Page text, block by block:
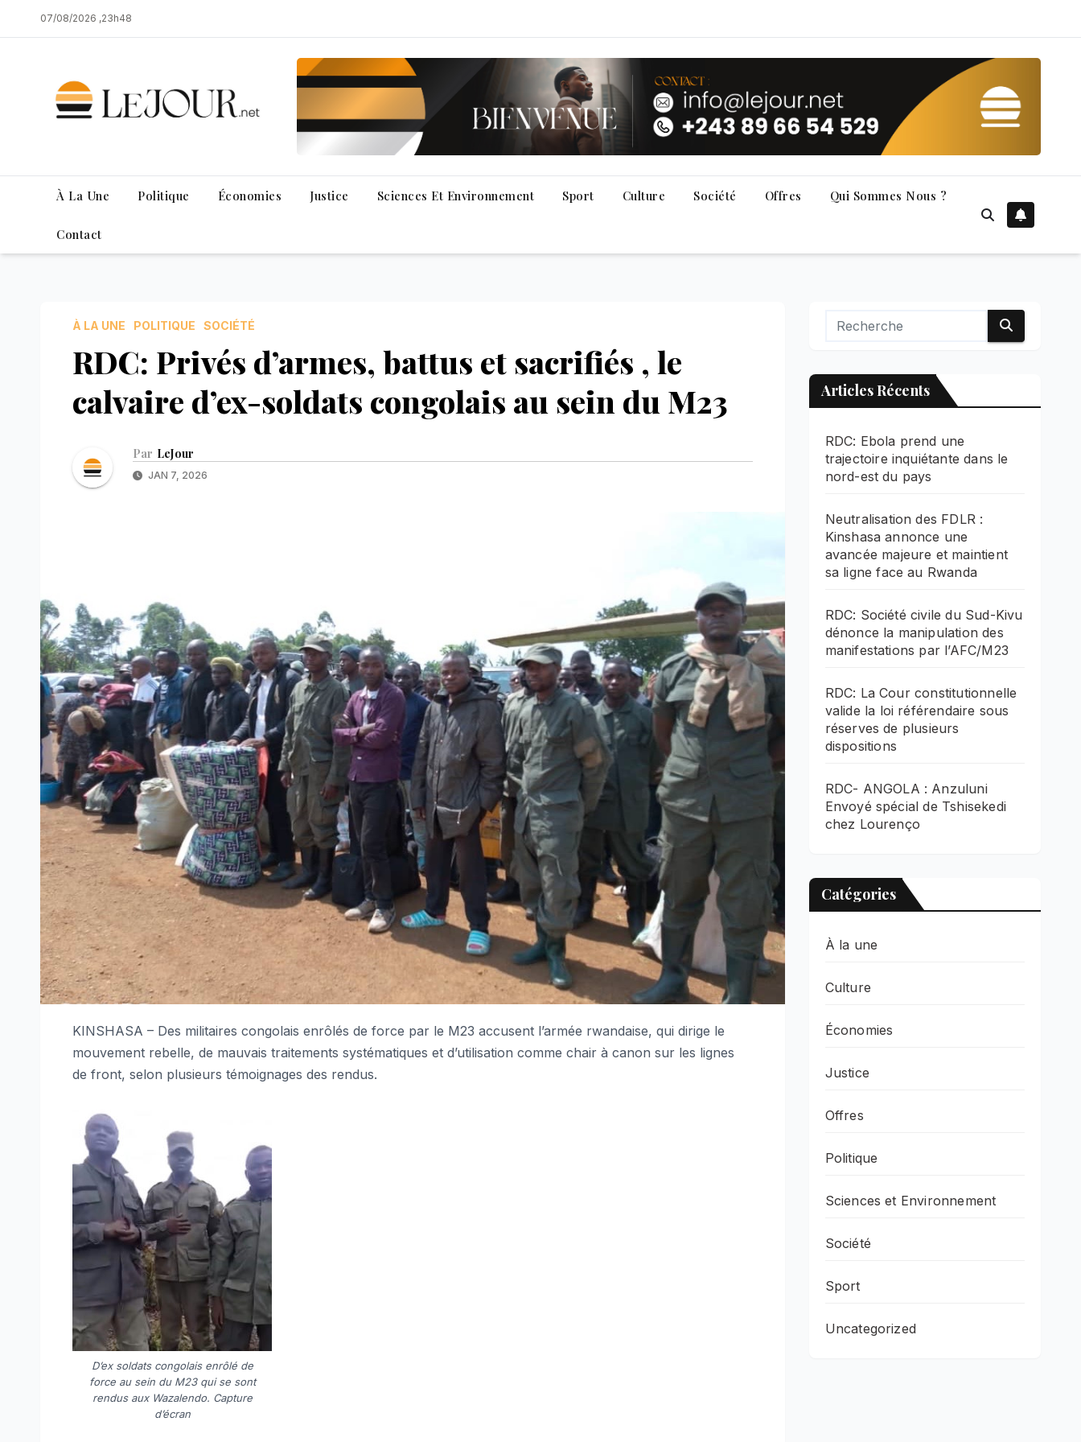
to
07/08/2026 ,23h48
À La Une Politique Économies Justice Sciences Et Environnement Sport Culture Société Offres Qui Sommes Nous ?
Contact
À LA UNE POLITIQUE SOCIÉTÉ
RDC: Privés d’armes, battus et sacrifiés , le
calvaire d’ex-soldats congolais au sein du M23
Par LeJour
JAN 7, 2026
KINSHASA – Des militaires congolais enrôlés de force par le M23 accusent l’armée rwandaise, qui dirige le
mouvement rebelle, de mauvais traitements systématiques et d’utilisation comme chair à canon sur les lignes
de front, selon plusieurs témoignages des rendus.
D’ex soldats congolais enrôlé de
force au sein du M23 qui se sont
rendus aux Wazalendo. Capture
d’écran
Articles Récents
RDC: Ebola prend une
trajectoire inquiétante dans le
nord-est du pays
Neutralisation des FDLR :
Kinshasa annonce une
avancée majeure et maintient
sa ligne face au Rwanda
RDC: Société civile du Sud-Kivu
dénonce la manipulation des
manifestations par l’AFC/M23
RDC: La Cour constitutionnelle
valide la loi référendaire sous
réserves de plusieurs
dispositions
RDC- ANGOLA : Anzuluni
Envoyé spécial de Tshisekedi
chez Lourenço
Catégories
À la une
Culture
Économies
Justice
Offres
Politique
Sciences et Environnement
Société
Sport
Uncategorized